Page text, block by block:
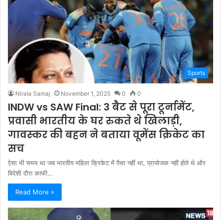
Sports
Nirala Samaj November 1, 2025 0 0
INDW vs SAW Final: 3 बैट से पूरा टूर्नामेंट,
प्रवासी भारतीय के घर रुकते थे खिलाड़ी,
गावस्‍कर की बहन ने बताया वूमेंस क्रिकेट का
सच
ऐसा भी समय था जब भारतीय महिला क्रिकेट में पैसा नहीं था, प्रायोजक नहीं होते थे और
विदेशी दौरा काफी…
Read More »